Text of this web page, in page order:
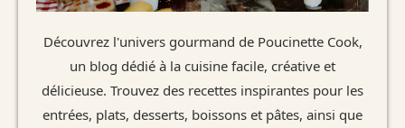
Découvrez l'univers gourmand de Poucinette Cook,
un blog dédié à la cuisine facile, créative et
délicieuse. Trouvez des recettes inspirantes pour les
entrées, plats, desserts, boissons et pâtes, ainsi que